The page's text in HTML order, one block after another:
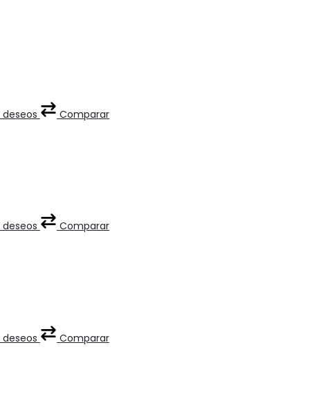
Comparar
Comparar
Comparar